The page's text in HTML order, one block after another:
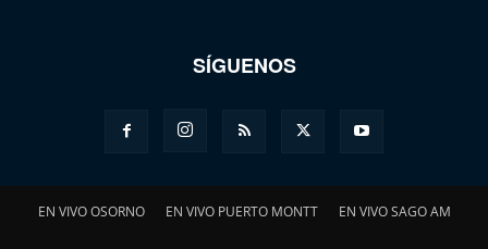
SÍGUENOS
EN VIVO OSORNO EN VIVO PUERTO MONTT EN VIVO SAGO AM